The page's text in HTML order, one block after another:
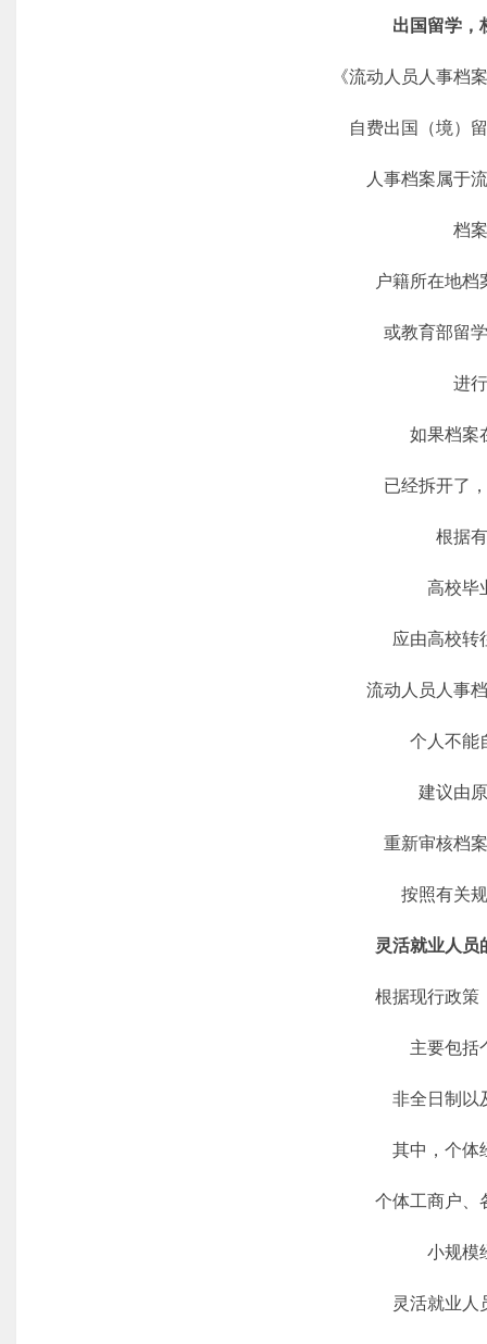
出国留学，
《流动人员人事档案
自费出国（境）留
人事档案属于流
档案
户籍所在地档
或教育部留学
进行
如果档案
已经拆开了，
根据有
高校毕
应由高校转
流动人员人事档
个人不能
建议由原
重新审核档案
按照有关规
灵活就业人员
根据现行政策
主要包括
非全日制以
其中，个体
个体工商户、
小规模
灵活就业人